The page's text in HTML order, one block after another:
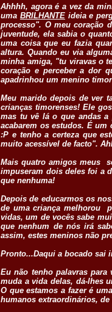
Ahhhh, agora é a vez da
uma BRILHANTEideia e
processo". O meu coração
juventude, ela sabia o
uma coisa que eu fazia
altura. Quando eu via
minha amiga, "tu viravas o
coração e perceber a dor
apadrinhou um menino
Meu marido depois de ver
crianças timorenses! Ele
mas tu vê lá o que andas a
acabarem os estudos. É
:P e tenho a certeza que
muito acessível de facto".
Mais quatro amigos meus
impuseram dois deles foi a
que nenhuma!
Depois de educarmos os
de uma criança melhorou
vidas, um de vocês sabe
que nenhum de nós irá
assim, estes meninos não
Pronto...Daqui a bocado sai
Eu não tenho palavras
muda a vida delas, dá-lhes
O que estamos a fazer é
humanos extraordinários,